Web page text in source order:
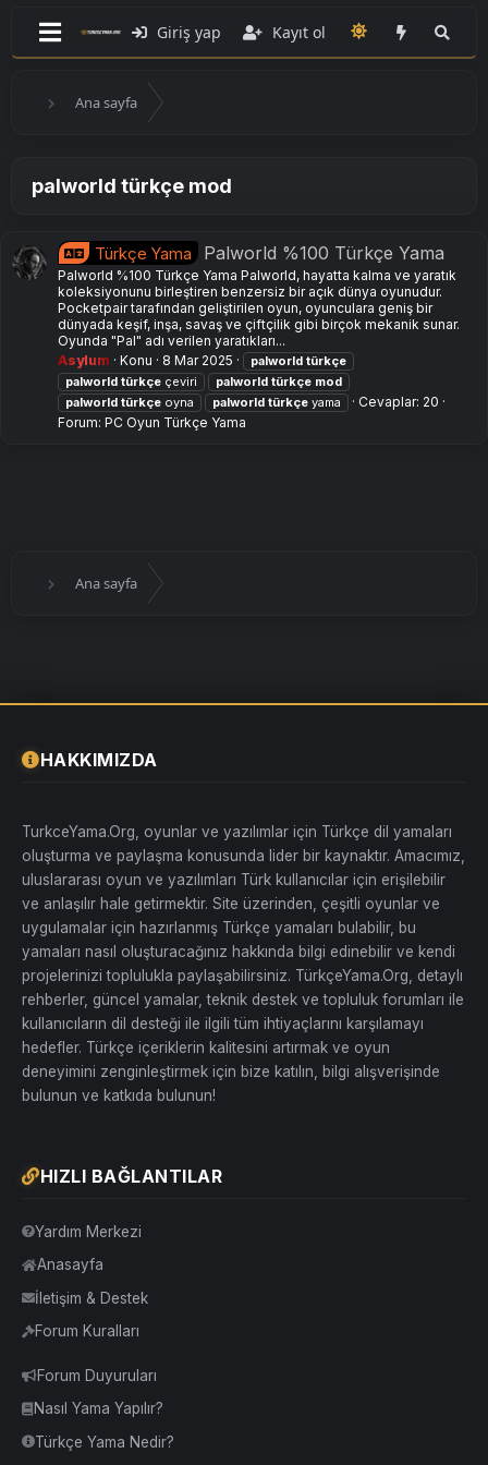
Giriş yap Kayıt ol
Ana sayfa
palworld türkçe mod
Türkçe Yama Palworld %100 Türkçe Yama
Palworld %100 Türkçe Yama Palworld, hayatta kalma ve yaratık
koleksiyonunu birleştiren benzersiz bir açık dünya oyunudur.
Pocketpair tarafından geliştirilen oyun, oyunculara geniş bir
dünyada keşif, inşa, savaş ve çiftçilik gibi birçok mekanik sunar.
Oyunda "Pal" adı verilen yaratıkları...
Asylum
Konu 8 Mar 2025 palworld türkçe
palworld türkçe çeviri palworld türkçe mod
palworld türkçe oyna palworld türkçe yama
Cevaplar: 20
Forum: PC Oyun Türkçe Yama
Ana sayfa
HAKKIMIZDA
TurkceYama.Org, oyunlar ve yazılımlar için Türkçe dil yamaları
oluşturma ve paylaşma konusunda lider bir kaynaktır. Amacımız,
uluslararası oyun ve yazılımları Türk kullanıcılar için erişilebilir
ve anlaşılır hale getirmektir. Site üzerinden, çeşitli oyunlar ve
uygulamalar için hazırlanmış Türkçe yamaları bulabilir, bu
yamaları nasıl oluşturacağınız hakkında bilgi edinebilir ve kendi
projelerinizi toplulukla paylaşabilirsiniz. TürkçeYama.Org, detaylı
rehberler, güncel yamalar, teknik destek ve topluluk forumları ile
kullanıcıların dil desteği ile ilgili tüm ihtiyaçlarını karşılamayı
hedefler. Türkçe içeriklerin kalitesini artırmak ve oyun
deneyimini zenginleştirmek için bize katılın, bilgi alışverişinde
bulunun ve katkıda bulunun!
HIZLI BAĞLANTILAR
Yardım Merkezi
Anasayfa
İletişim & Destek
Forum Kuralları
Forum Duyuruları
Nasıl Yama Yapılır?
Türkçe Yama Nedir?